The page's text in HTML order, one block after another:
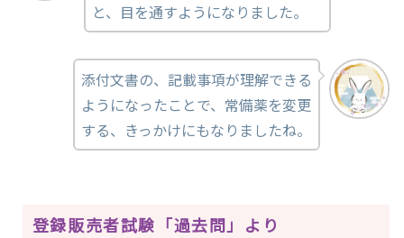
と、目を通すようになりました。
添付文書の、記載事項が理解できる
ようになったことで、常備薬を変更
する、きっかけにもなりましたね。
登録販売者試験「過去問」より